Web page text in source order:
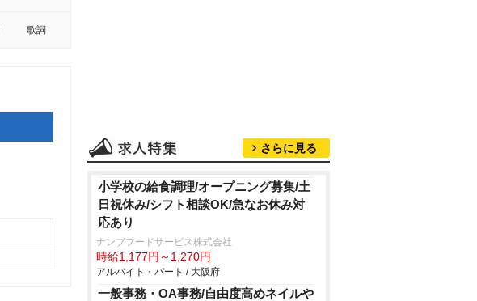
歌詞
さらに見る
小学校の給食調理/オープニング募集/土
日祝休み/シフト相談OK/急なお休み対
応あり
ナンブフードサービス株式会社
時給1,177円～1,270円
アルバイト・パート / 大阪府
一般事務・OA事務/自由度高めネイル